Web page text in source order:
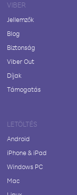
VIBER
Jellemzők
Blog
Biztonság
Viber Out
Díjak
Támogatás
LETÖLTÉS
Android
iPhone & iPad
Windows PC
Mac